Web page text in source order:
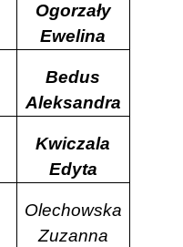
Ogorzały
Ewelina
Bedus
Aleksandra
Kwiczala
Edyta
Olechowska
Zuzanna